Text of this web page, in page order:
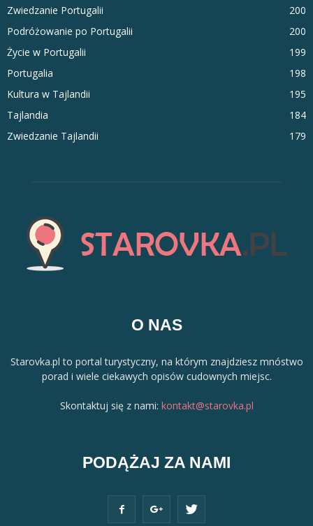
Zwiedzanie Portugalii
200
Podróżowanie po Portugalii
200
Życie w Portugalii
199
Portugalia
198
Kultura w Tajlandii
195
Tajlandia
184
Zwiedzanie Tajlandii
179
O NAS
Starovka.pl to portal turystyczny, na którym znajdziesz mnóstwo
porad i wiele ciekawych opisów cudownych miejsc.
Skontaktuj się z nami: kontakt@starovka.pl
PODĄŻAJ ZA NAMI